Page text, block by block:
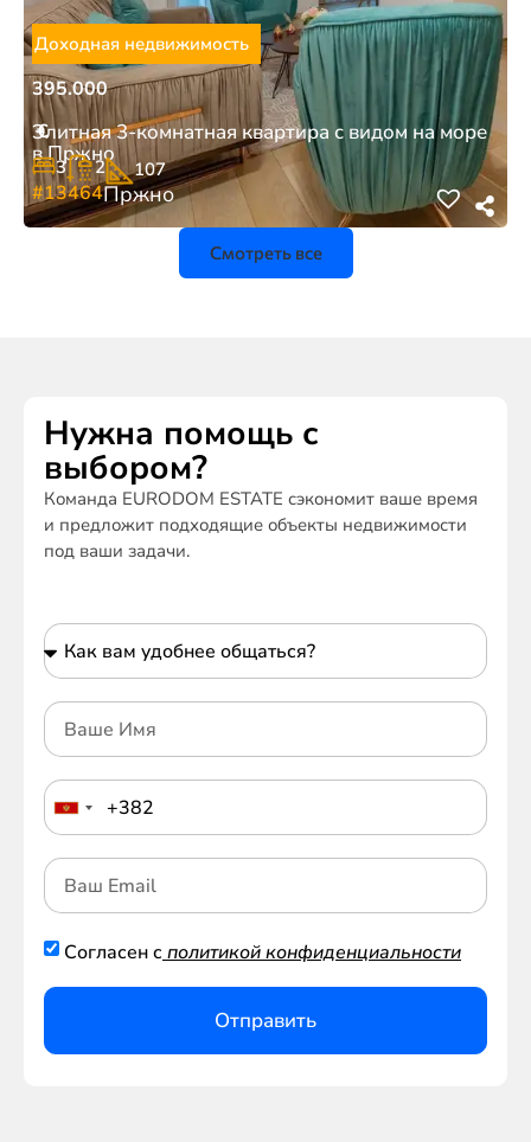
395.000
€
Элитная 3-комнатная квартира с видом на море
в Пржно
3 2 107
#13464Пржно
Доходная недвижимость
Смотреть все
Нужна помощь с
выбором?
Команда EURODOM ESTATE сэкономит ваше время
и предложит подходящие объекты недвижимости
под ваши задачи.
Согласен с политикой конфиденциальности
Отправить